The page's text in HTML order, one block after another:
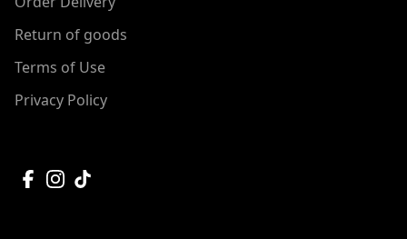
Return of goods
Terms of Use
Privacy Policy